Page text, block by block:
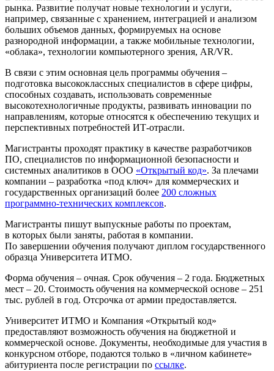
рынка. Развитие получат новые технологии и услуги,
например, связанные с хранением, интеграцией и анализом
больших объемов данных, формируемых на основе
разнородной информации, а также мобильные технологии,
«облака», технологии компьютерного зрения, AR/VR.
В связи с этим основная цель программы обучения –
подготовка высококлассных специалистов в сфере цифры,
способных создавать, использовать современные
высокотехнологичные продукты, развивать инновации по
направлениям, которые относятся к обеспечению текущих и
перспективных потребностей ИТ-отрасли.
Магистранты проходят практику в качестве разработчиков
ПО, специалистов по информационной безопасности и
системных аналитиков в ООО «Открытый код». За плечами
компании – разработка «под ключ» для коммерческих и
государственных организаций более 200 сложных
программно-технических комплексов.
Магистранты пишут выпускные работы по проектам,
в которых были заняты, работая в компании.
По завершении обучения получают диплом государственного
образца Университета ИТМО.
Форма обучения – очная. Срок обучения – 2 года. Бюджетных
мест – 20. Стоимость обучения на коммерческой основе – 251
тыс. рублей в год. Отсрочка от армии предоставляется.
Университет ИТМО и Компания «Открытый код»
предоставляют возможность обучения на бюджетной и
коммерческой основе. Документы, необходимые для участия в
конкурсном отборе, подаются только в «личном кабинете»
абитуриента после регистрации по ссылке.